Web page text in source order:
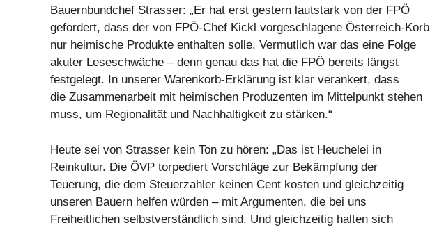
Bauernbundchef Strasser: „Er hat erst gestern lautstark von der FPÖ
gefordert, dass der von FPÖ-Chef Kickl vorgeschlagene Österreich-Korb
nur heimische Produkte enthalten solle. Vermutlich war das eine Folge
akuter Leseschwäche – denn genau das hat die FPÖ bereits längst
festgelegt. In unserer Warenkorb-Erklärung ist klar verankert, dass
die Zusammenarbeit mit heimischen Produzenten im Mittelpunkt stehen
muss, um Regionalität und Nachhaltigkeit zu stärken.“
Heute sei von Strasser kein Ton zu hören: „Das ist Heuchelei in
Reinkultur. Die ÖVP torpediert Vorschläge zur Bekämpfung der
Teuerung, die dem Steuerzahler keinen Cent kosten und gleichzeitig
unseren Bauern helfen würden – mit Argumenten, die bei uns
Freiheitlichen selbstverständlich sind. Und gleichzeitig halten sich